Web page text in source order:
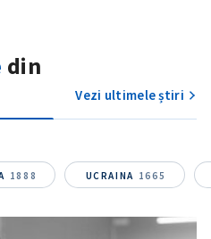
din
Vezi ultimele știri
1888 UCRAINA 1665